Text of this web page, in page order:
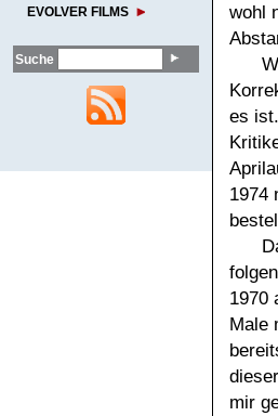
EVOLVER FILMS
Suche
wohl
es
1974
1970
Male
mir